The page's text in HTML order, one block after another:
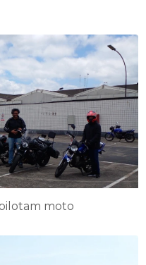
moto